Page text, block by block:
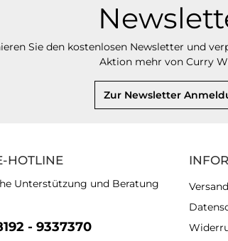
Sie den kostenlosen Newsletter und
Aktion mehr von Curry
Zur Newsletter
HOTLINE
Unterstützung und Beratung
- 9337370